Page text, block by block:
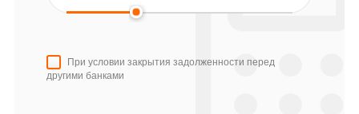
При условии закрытия задолженности перед
другими банками